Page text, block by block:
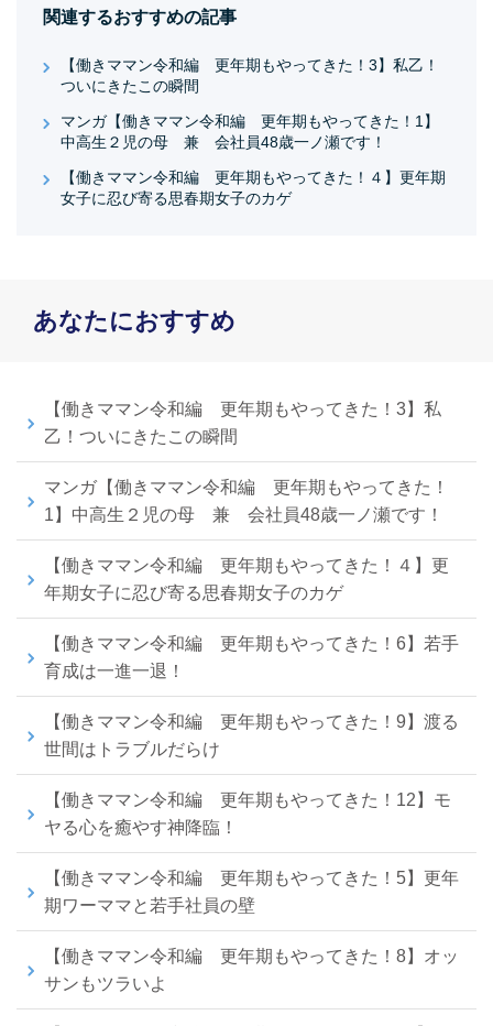
関連するおすすめの記事
【働きママン令和編 更年期もやってきた！3】私乙！
ついにきたこの瞬間
マンガ【働きママン令和編 更年期もやってきた！1】
中高生２児の母 兼 会社員48歳一ノ瀬です！
【働きママン令和編 更年期もやってきた！４】更年期
女子に忍び寄る思春期女子のカゲ
あなたにおすすめ
【働きママン令和編 更年期もやってきた！3】私
乙！ついにきたこの瞬間
マンガ【働きママン令和編 更年期もやってきた！
1】中高生２児の母 兼 会社員48歳一ノ瀬です！
【働きママン令和編 更年期もやってきた！４】更
年期女子に忍び寄る思春期女子のカゲ
【働きママン令和編 更年期もやってきた！6】若手
育成は一進一退！
【働きママン令和編 更年期もやってきた！9】渡る
世間はトラブルだらけ
【働きママン令和編 更年期もやってきた！12】モ
ヤる心を癒やす神降臨！
【働きママン令和編 更年期もやってきた！5】更年
期ワーママと若手社員の壁
【働きママン令和編 更年期もやってきた！8】オッ
サンもツラいよ